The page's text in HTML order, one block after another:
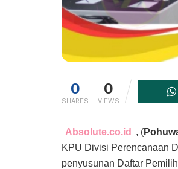
0
SHARES
0
VIEWS
Absolute.co.id , (
KPU Divisi Perencanaan
penyusunan Daftar